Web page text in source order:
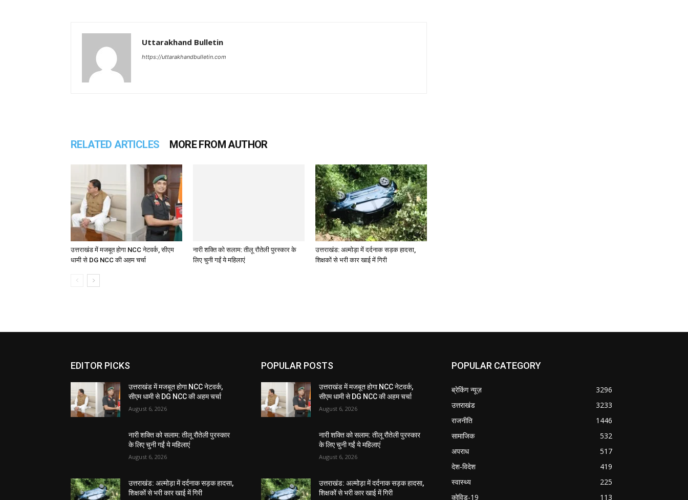
Uttarakhand Bulletin
https://uttarakhandbulletin.com
RELATED ARTICLES MORE FROM AUTHOR
उत्तराखंड में मजबूत होगा NCC नेटवर्क, सीएम
धामी से DG NCC की अहम चर्चा
नारी शक्ति को सलाम: तीलू रौतेली पुरस्कार के
लिए चुनी गईं ये महिलाएं
उत्तराखंड: अल्मोड़ा में दर्दनाक सड़क हादसा,
शिक्षकों से भरी कार खाई में गिरी
EDITOR PICKS
उत्तराखंड में मजबूत होगा NCC नेटवर्क,
सीएम धामी से DG NCC की अहम चर्चा
August 6, 2026
नारी शक्ति को सलाम: तीलू रौतेली पुरस्कार
के लिए चुनी गईं ये महिलाएं
August 6, 2026
उत्तराखंड: अल्मोड़ा में दर्दनाक सड़क हादसा,
शिक्षकों से भरी कार खाई में गिरी
POPULAR POSTS
उत्तराखंड में मजबूत होगा NCC नेटवर्क,
सीएम धामी से DG NCC की अहम चर्चा
August 6, 2026
नारी शक्ति को सलाम: तीलू रौतेली पुरस्कार
के लिए चुनी गईं ये महिलाएं
August 6, 2026
उत्तराखंड: अल्मोड़ा में दर्दनाक सड़क हादसा,
शिक्षकों से भरी कार खाई में गिरी
POPULAR CATEGORY
ब्रेकिंग न्यूज़
3296
उत्तराखंड
3233
राजनीति
1446
सामाजिक
532
अपराध
517
देश-विदेश
419
स्वास्थ्य
225
कोविड-19
113